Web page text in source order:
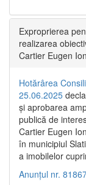
Exproprierea
realizarea
Cartier Eugen
Hotărârea
25.06.2025
și aprobarea
publică de
Cartier Eugen
în municipiul
a imobilelor
Anunțul nr.